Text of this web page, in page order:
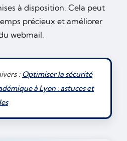
à disposition. Cela peut
précieux et améliorer
webmail.
: Optimiser la sécurité
à Lyon : astuces et